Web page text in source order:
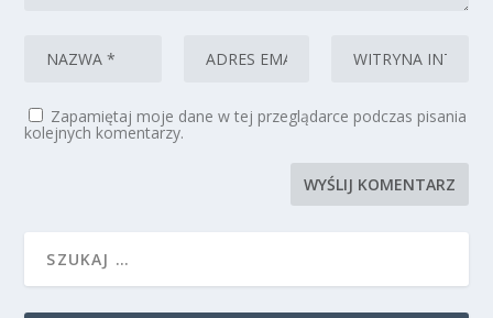
Zapamiętaj moje dane w tej przeglądarce podczas pisania
kolejnych komentarzy.